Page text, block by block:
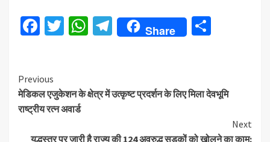
Facebook
TwitterWhatsApp
Telegram
Share
Continue
Reading
Previous
मेडिकल एजुकेशन के क्षेत्र में उत्कृष्ट प्रदर्शन के लिए मिला देवभूमि
राष्ट्रीय रत्न अवार्ड
Next
युद्धस्तर पर जारी है राज्य की 124 अवरुद्ध सड़कों को खोलने का काम: